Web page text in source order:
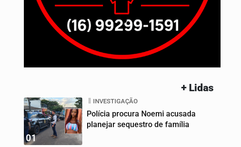
+ Lidas
01
INVESTIGAÇÃO
Polícia procura Noemi acusada
planejar sequestro de família